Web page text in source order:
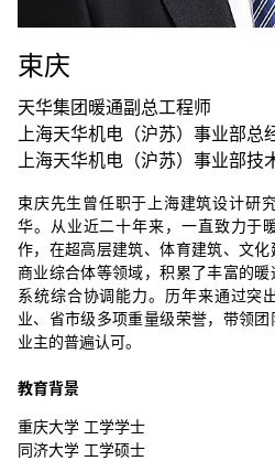
束庆
天华集团暖通副总工程师
上海天华机电（沪苏）事业部总
上海天华机电（沪苏）事业部技
束庆先生曾任职于上海建筑设计研
华。从业近二十年来，一直致力于
作，在超高层建筑、体育建筑、文化
商业综合体等领域，积累了丰富的
系统综合协调能力。历年来通过突
业、省市级多项重量级荣誉，带领
业主的普遍认可。
教育背景
重庆大学 工学学士
同济大学 工学硕士